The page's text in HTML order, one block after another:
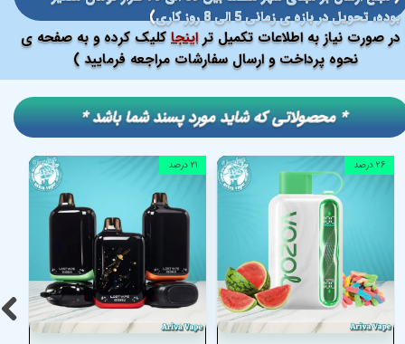
صورت نیاز به اطلاعات تکمیل تراینجا کلیک کرده و به صفحه ی
نحوه پرداخت و ارسال سفارشات مراجعه فرمایید )
بوده، تحویل در بازه ی زمانی 5 الی 8 روز کاری
)
۲۱ درصد ۲۶ درصد
​​* محصولاتی که شاید مورد پسند شما باشد *